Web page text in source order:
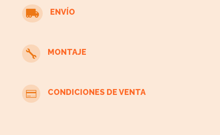
cantidad
 ENVÍO
 MONTAJE
 CONDICIONES DE VENTA